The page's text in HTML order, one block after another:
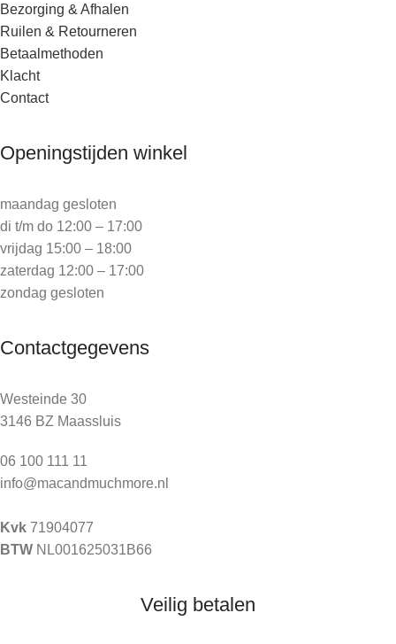
Bezorging & Afhalen
Ruilen & Retourneren
Betaalmethoden
Klacht
Contact
Openingstijden winkel
maandag gesloten
di t/m do 12:00 – 17:00
vrijdag 15:00 – 18:00
zaterdag 12:00 – 17:00
zondag gesloten
Contactgegevens
Westeinde 30
3146 BZ Maassluis
06 100 111 11
info@macandmuchmore.nl
Kvk 71904077
BTW NL001625031B66
Veilig betalen